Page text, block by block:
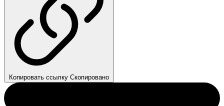
Копировать ссылку Скопировано